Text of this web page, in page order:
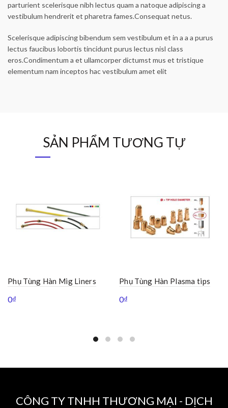
parturient scelerisque nibh lectus quam a natoque adipiscing a
vestibulum hendrerit et pharetra fames.Consequat netus.
Scelerisque adipiscing bibendum sem vestibulum et in a a a purus
lectus faucibus lobortis tincidunt purus lectus nisl class
eros.Condimentum a et ullamcorper dictumst mus et tristique
elementum nam inceptos hac vestibulum amet elit
SẢN PHẨM TƯƠNG TỰ
Phụ Tùng Hàn Mig Liners
0₫
Phụ Tùng Hàn Plasma tips
0₫
CÔNG TY TNHH THƯƠNG MẠI - DỊCH